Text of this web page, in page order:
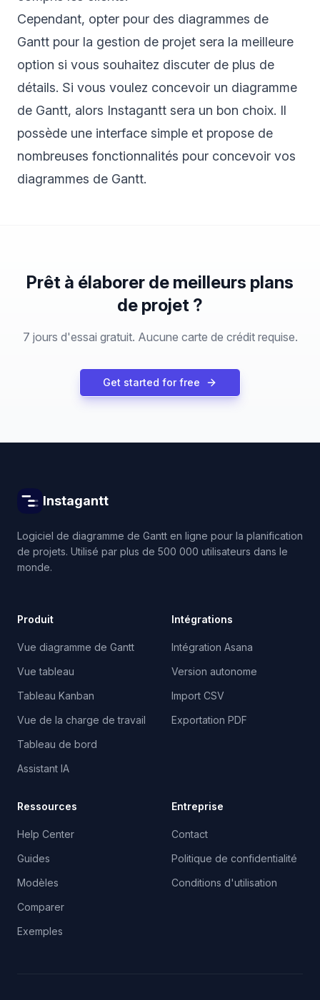
Cependant, opter pour des diagrammes de
Gantt pour la gestion de projet sera la meilleure
option si vous souhaitez discuter de plus de
détails. Si vous voulez concevoir un diagramme
de Gantt, alors Instagantt sera un bon choix. Il
possède une interface simple et propose de
nombreuses fonctionnalités pour concevoir vos
diagrammes de Gantt.
Prêt à élaborer de meilleurs plans
de projet ?
7 jours d'essai gratuit. Aucune carte de crédit requise.
Get started for free
Instagantt
Logiciel de diagramme de Gantt en ligne pour la planification
de projets. Utilisé par plus de 500 000 utilisateurs dans le
monde.
Produit
Vue diagramme de Gantt
Vue tableau
Tableau Kanban
Vue de la charge de travail
Tableau de bord
Assistant IA
Intégrations
Intégration Asana
Version autonome
Import CSV
Exportation PDF
Ressources
Help Center
Guides
Modèles
Comparer
Exemples
Entreprise
Contact
Politique de confidentialité
Conditions d'utilisation